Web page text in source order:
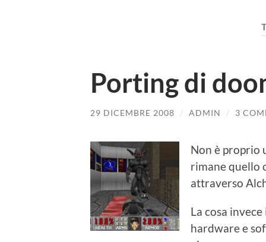
Porting di
29 DICEMBRE 2008 / ADMIN / 3
Non è proprio
rimane quello
attraverso
La cosa
hardware e